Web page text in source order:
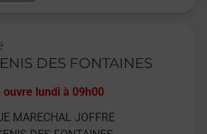
DES FONTAINES
ouvre lundi à 09h00
MARECHAL JOFFRE